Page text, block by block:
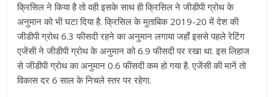
क्रिसिल ने किया है तो वही इसके साथ ही क्रिसिल ने जीडीपी ग्रोथ के
अनुमान को भी घटा दिया है. क्रिसिल के मुताबिक 2019-20 में देश की
जीडीपी ग्रोथ 6.3 फीसदी रहने का अनुमान लगाया जहाँ इससे पहले रेटिंग
एजेंसी ने जीडीपी ग्रोथ के अनुमान को 6.9 फीसदी पर रखा था. इस लिहाज
से जीडीपी ग्रोथ का अनुमान 0.6 फीसदी कम हो गया है. एजेंसी की मानें तो
विकास दर 6 साल के निचले स्‍तर पर रहेगा.